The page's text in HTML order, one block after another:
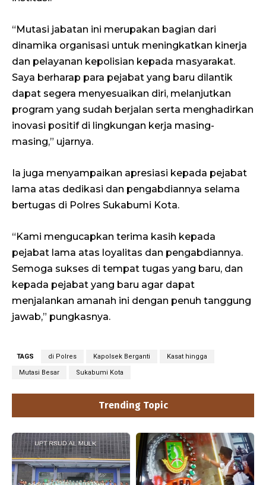
“Mutasi jabatan ini merupakan bagian dari
dinamika organisasi untuk meningkatkan kinerja
dan pelayanan kepolisian kepada masyarakat.
Saya berharap para pejabat yang baru dilantik
dapat segera menyesuaikan diri, melanjutkan
program yang sudah berjalan serta menghadirkan
inovasi positif di lingkungan kerja masing-
masing,” ujarnya.
Ia juga menyampaikan apresiasi kepada pejabat
lama atas dedikasi dan pengabdiannya selama
bertugas di Polres Sukabumi Kota.
“Kami mengucapkan terima kasih kepada
pejabat lama atas loyalitas dan pengabdiannya.
Semoga sukses di tempat tugas yang baru, dan
kepada pejabat yang baru agar dapat
menjalankan amanah ini dengan penuh tanggung
jawab,” pungkasnya.
TAGS di Polres Kapolsek Berganti Kasat hingga
Mutasi Besar Sukabumi Kota
Trending Topic